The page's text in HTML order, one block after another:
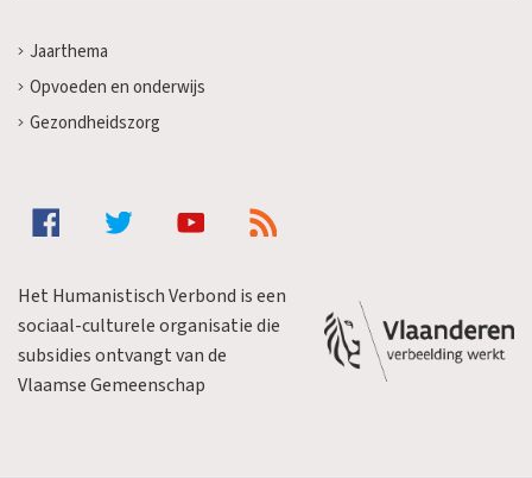
Jaarthema
Opvoeden en onderwijs
Gezondheidszorg
Het Humanistisch Verbond is een
sociaal-culturele organisatie die
subsidies ontvangt van de
Vlaamse Gemeenschap